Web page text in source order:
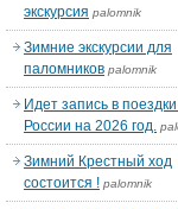
экскурсия palomnik
Зимние экскурсии для
паломников palomnik
Идет запись в
России на 2026 год.
Зимний Крестный ход
состоится ! palomnik